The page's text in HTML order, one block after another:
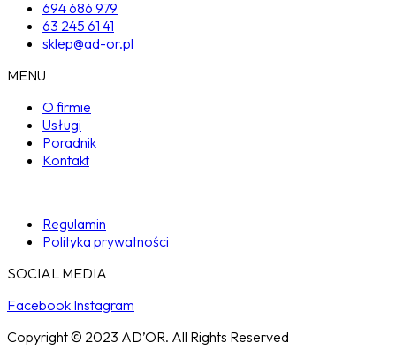
694 686 979
63 245 61 41
sklep@ad-or.pl
MENU
O firmie
Usługi
Poradnik
Kontakt
Regulamin
Polityka prywatności
SOCIAL MEDIA
Facebook Instagram
Copyright © 2023 AD’OR. All Rights Reserved